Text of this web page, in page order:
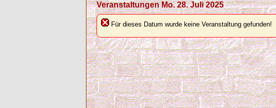
Veranstaltungen Mo. 28. Juli 2025
Für dieses Datum wurde keine Veranstaltung gefunden!